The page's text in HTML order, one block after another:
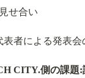
せ合い
表者による発表
CITY.側の課題: